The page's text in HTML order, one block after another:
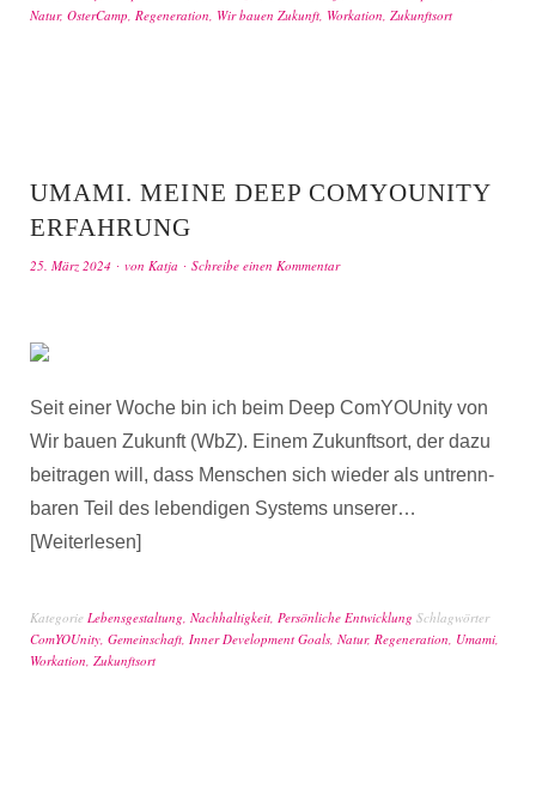
Natur, OsterCamp, Regeneration, Wir bauen Zukunft, Workation, Zukunftsort
UMAMI. MEINE DEEP COMYOUNITY
ERFAHRUNG
25. März 2024 von Katja Schreibe einen Kommentar
Seit einer Woche bin ich beim Deep ComYOUnity von
Wir bauen Zukunft (WbZ). Einem Zukunftsort, der dazu
beitragen will, dass Menschen sich wieder als untrenn­
baren Teil des lebendigen Systems unserer…
Weiterlesen
Kategorie Lebensgestaltung, Nachhaltigkeit, Persönliche Entwicklung Schlagwörter
ComYOUnity, Gemeinschaft, Inner Development Goals, Natur, Regeneration, Umami,
Workation, Zukunftsort